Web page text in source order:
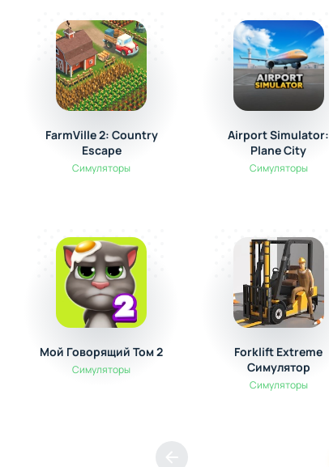
FarmVille 2: Country
Escape
Симуляторы
Airport Simulator:
Plane City
Симуляторы
Мой Говорящий Том 2
Симуляторы
Forklift Extreme
Симулятор
Симуляторы